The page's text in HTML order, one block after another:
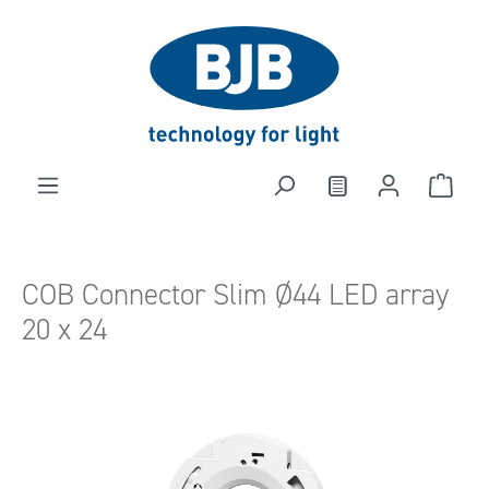
COB Connector Slim Ø44 LED array
20 x 24